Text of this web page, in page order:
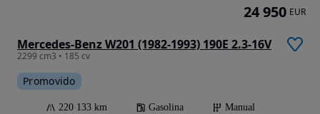
Mercedes-Benz W201 (1982-1993) 190E 2.3-16V
2299 cm3 • 185 cv
Promovido
220 133 km Gasolina
Manual
24 950 EUR